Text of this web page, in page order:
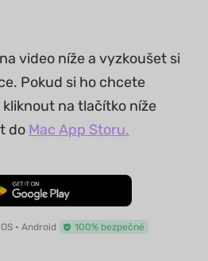
video níže a vyzkoušet si
Pokud si ho chcete
na tlačítko níže
do Mac App Storu.
stažení
• Android 100% bezpečné